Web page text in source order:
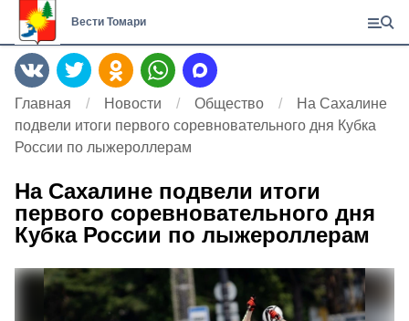
Вести Томари
Главная Новости Общество
На Сахалине
подвели итоги первого соревновательного дня Кубка
России по лыжероллерам
На Сахалине подвели итоги
первого соревновательного дня
Кубка России по лыжероллерам